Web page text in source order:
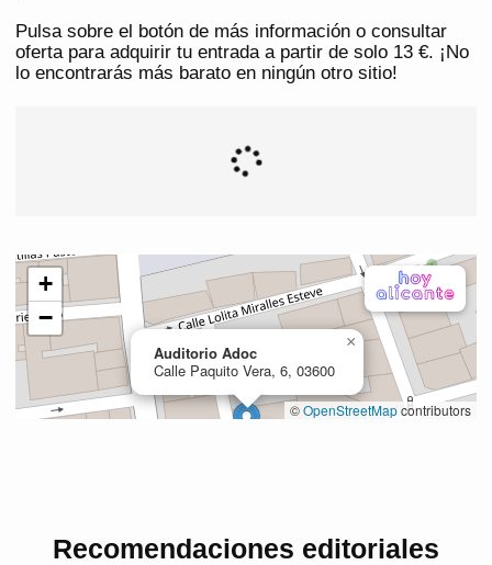
Pulsa sobre el botón de más información o consultar
oferta para adquirir tu entrada a partir de solo 13 €. ¡No
lo encontrarás más barato en ningún otro sitio!
Recomendaciones editoriales